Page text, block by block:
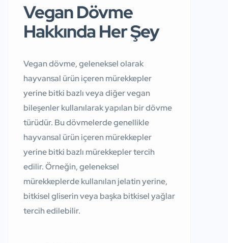
Vegan Dövme
Hakkında Her Şey
Vegan dövme, geleneksel olarak
hayvansal ürün içeren mürekkepler
yerine bitki bazlı veya diğer vegan
bileşenler kullanılarak yapılan bir dövme
türüdür. Bu dövmelerde genellikle
hayvansal ürün içeren mürekkepler
yerine bitki bazlı mürekkepler tercih
edilir. Örneğin, geleneksel
mürekkeplerde kullanılan jelatin yerine,
bitkisel gliserin veya başka bitkisel yağlar
tercih edilebilir.